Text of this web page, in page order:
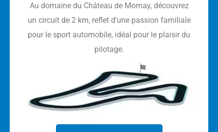
Au domaine du Château de Mornay, découvrez
un circuit de 2 km, reflet d’une passion familiale
pour le sport automobile, idéal pour le plaisir du
pilotage.